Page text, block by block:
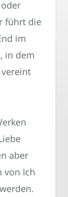
führt die
im
in dem
aber
von Ich